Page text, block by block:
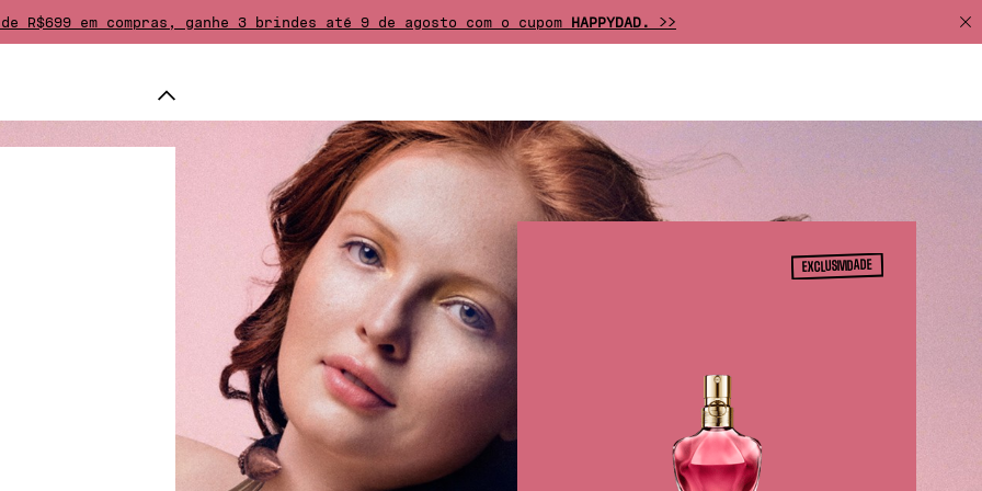
em compras, ganhe 3 brindes até 9 de agosto com o cupom HAPPYDAD. >>
acima de R$ 739, escolha um brinde adicional dentre a seleção. >>
10x sem juros em compras acima de R$ 500 no cartão de crédito. >>
EXCLUSIVIDADE